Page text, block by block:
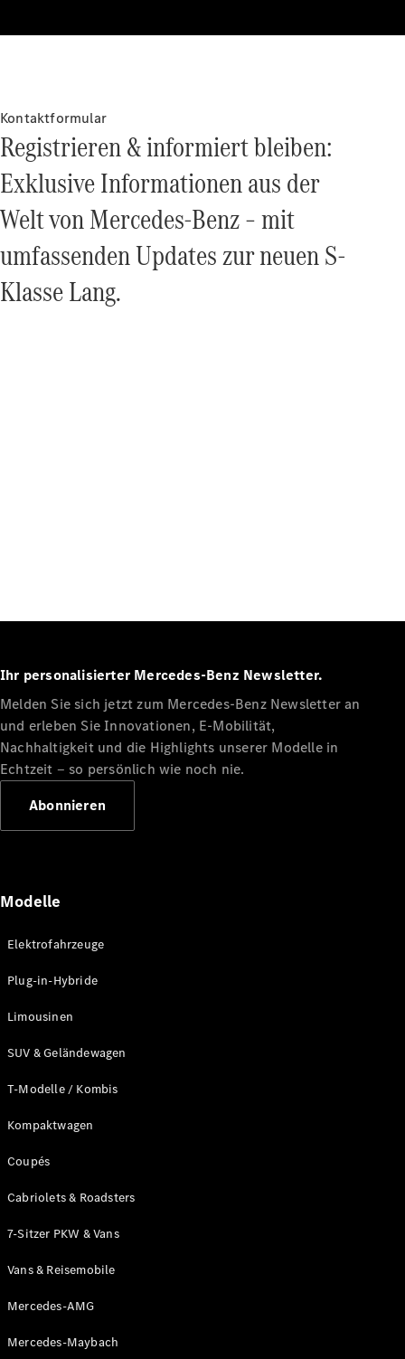
Übersicht
Automatisiertes
Fahren &
Assistenz oder
Assistenzsysteme
Sicherheit oder
Fortschrittliche
Kundencenter
Driving
Events
Stiftung
Sporthilfe
Benz
Community
Kontaktformular
Registrieren & informiert bleiben:
Exklusive Informationen aus der
Welt von Mercedes‑Benz – mit
umfassenden Updates zur neuen S-
Klasse Lang.
Ihr personalisierter Mercedes-Benz Newsletter.
Melden Sie sich jetzt zum Mercedes-Benz Newsletter an
und erleben Sie Innovationen, E-Mobilität,
Nachhaltigkeit und die Highlights unserer Modelle in
Echtzeit ‒ so persönlich wie noch nie.
Abonnieren
Modelle
Elektrofahrzeuge
Plug-in-Hybride
Limousinen
SUV & Geländewagen
T-Modelle / Kombis
Kompaktwagen
Coupés
Cabriolets & Roadsters
7-Sitzer PKW & Vans
Vans & Reisemobile
Mercedes-AMG
Mercedes-Maybach